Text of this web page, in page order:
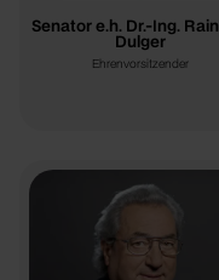
Senator e.h. Dr.-Ing.
Dulger
Ehrenvorsitzender